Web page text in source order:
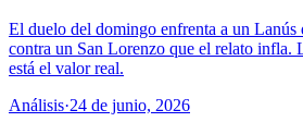
El duelo del domingo enfrenta a un Lanús
contra un San Lorenzo que el relato infla.
está el valor real.
Análisis·24 de junio, 2026